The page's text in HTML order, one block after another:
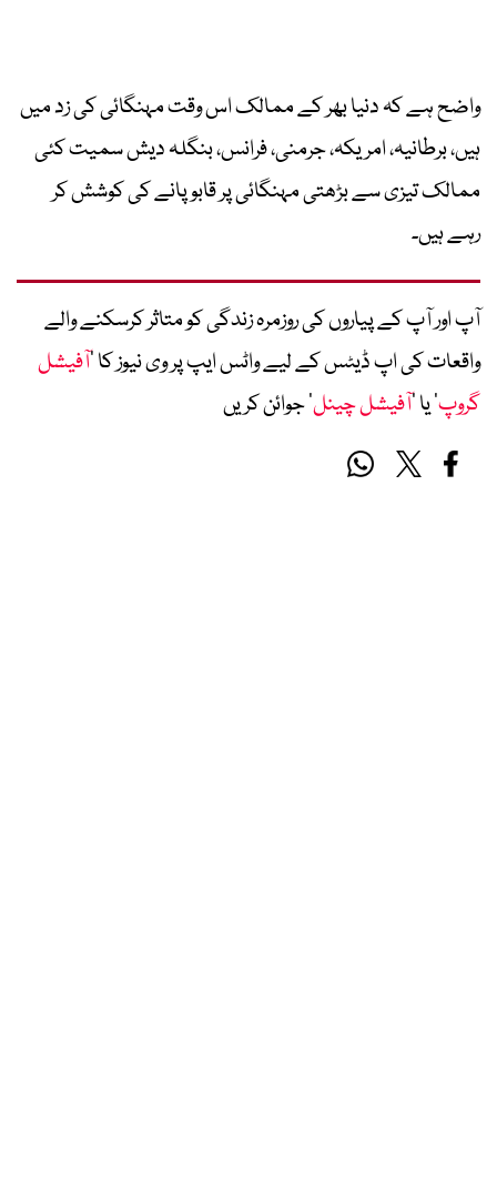
واضح ہے کہ دنیا بھر کے ممالک اس وقت مہنگائی کی زد میں
ہیں، برطانیہ، امریکہ، جرمنی، فرانس، بنگلہ دیش سمیت کئی
ممالک تیزی سے بڑھتی مہنگائی پر قابو پانے کی کوشش کر
رہے ہیں۔
آپ اور آپ کے پیاروں کی روزمرہ زندگی کو متاثر کرسکنے والے
واقعات کی اپ ڈیٹس کے لیے واٹس ایپ پر وی نیوز کا ’آفیشل
گروپ‘ یا ’آفیشل چینل‘ جوائن کریں